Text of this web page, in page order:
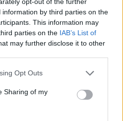
by third parties on the
This information may
parties on the IAB’s List of
may further disclose it to other
Opt Outs
Sharing of my
om den massive